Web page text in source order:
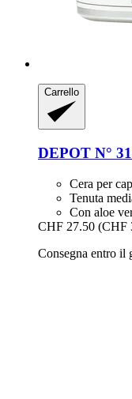
Carrello
DEPOT N°
Cera per
Tenuta
Con aloe
CHF 27.50 (CHF
Consegna entro il